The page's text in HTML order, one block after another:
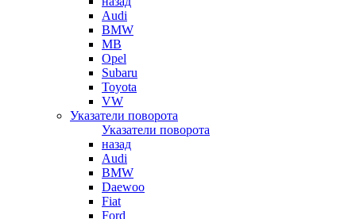
Audi
BMW
MB
Opel
Subaru
Toyota
VW
Указатели поворота
Указатели поворота
назад
Audi
BMW
Daewoo
Fiat
Ford